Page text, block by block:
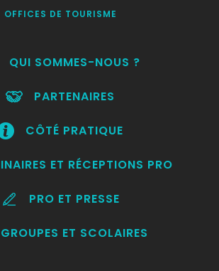
OFFICES DE TOURISME
QUI SOMMES-NOUS ?
PARTENAIRES
CÔTÉ PRATIQUE
ET RÉCEPTIONS PRO
PRO ET PRESSE
GROUPES ET SCOLAIRES